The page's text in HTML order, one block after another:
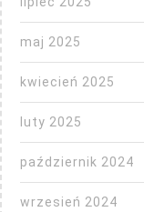
maj 2025
kwiecień 2025
luty 2025
październik 2024
wrzesień 2024